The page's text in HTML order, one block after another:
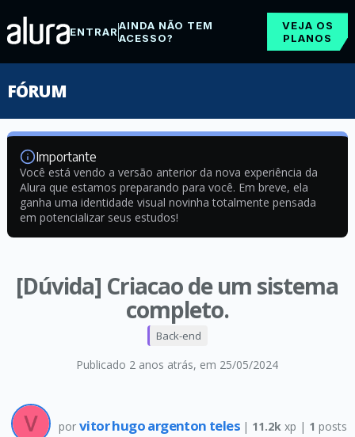
ENTRARAINDA NÃO TEM
ACESSO?
VEJA OS
PLANOS
FÓRUM
Importante
Você está vendo a versão anterior da nova experiência da
Alura que estamos preparando para você. Em breve, ela
ganha uma identidade visual novinha totalmente pensada
em potencializar seus estudos!
[Dúvida] Criacao de um sistema
completo.
Publicado 2 anos atrás, em 25/05/2024
Back-end
por vitor hugo argenton teles | 11.2k xp | 1 posts